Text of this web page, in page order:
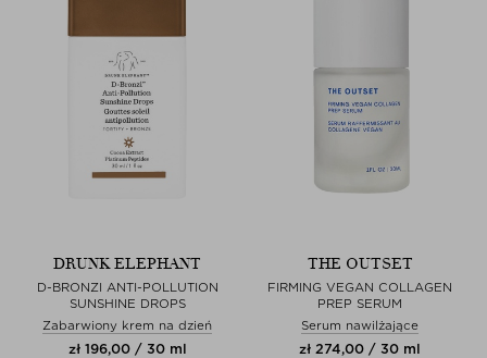
DRUNK ELEPHANT
D-BRONZI ANTI-POLLUTION
SUNSHINE DROPS
Zabarwiony krem na dzień
zł 196,00 / 30 ml
THE OUTSET
FIRMING VEGAN COLLAGEN
PREP SERUM
Serum nawilżające
zł 274,00 / 30 ml